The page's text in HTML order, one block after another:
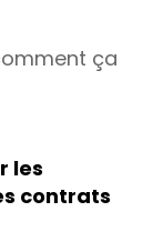
ça
les
contrats